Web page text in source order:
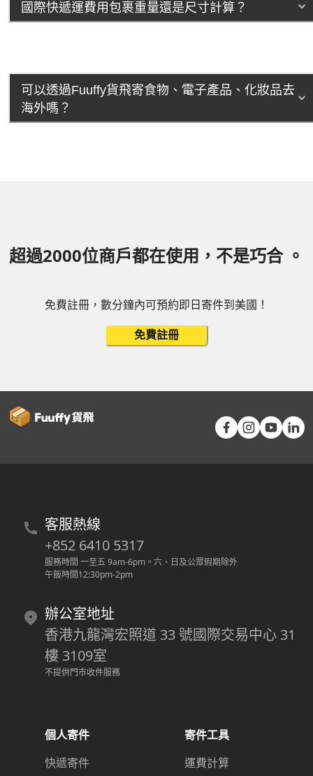
國際快遞運費用包裹重量還是尺寸計算？
可以透過Fuuffy貨飛寄食物、電子產品、化妝品去
海外嗎？
超過2000位商戶都在使用，不是巧合 。
免費註冊，數分鐘內可預約即日寄件到美國！
免費註冊
客服熱線
+852 6410 5317
服務時間 一至五 9am-6pm 。 六、日及公眾假期除外
午飯時間12:30pm-2pm
辦公室地址
香港九龍灣宏照道 33 號國際交易中心 31
樓 3109室
不提供門市收件服務
個人寄件
快遞寄件
寄件工具
運費計算